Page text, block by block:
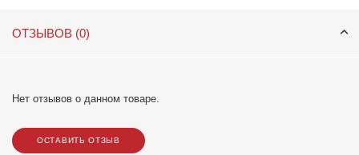
ОТЗЫВОВ (0)
Нет отзывов о данном товаре.
ОСТАВИТЬ ОТЗЫВ